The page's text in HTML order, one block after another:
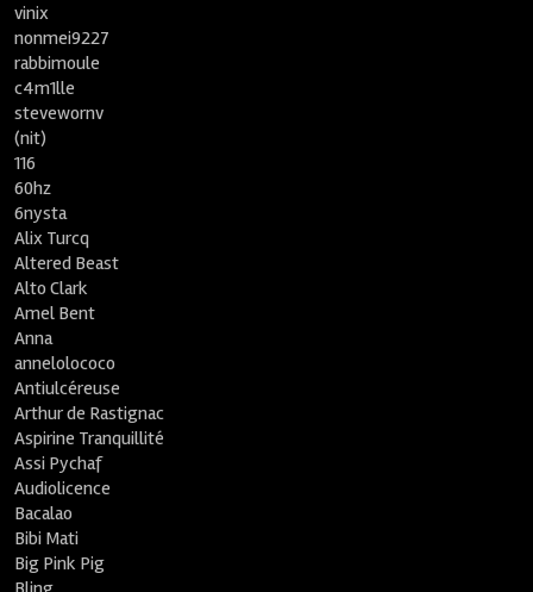
vinix
nonmei9227
rabbimoule
c4m1lle
stevewornv
(nit)
116
60hz
6nysta
Alix Turcq
Altered Beast
Alto Clark
Amel Bent
Anna
annelolococo
Antiulcéreuse
Arthur de Rastignac
Aspirine Tranquillité
Assi Pychaf
Audiolicence
Bacalao
Bibi Mati
Big Pink Pig